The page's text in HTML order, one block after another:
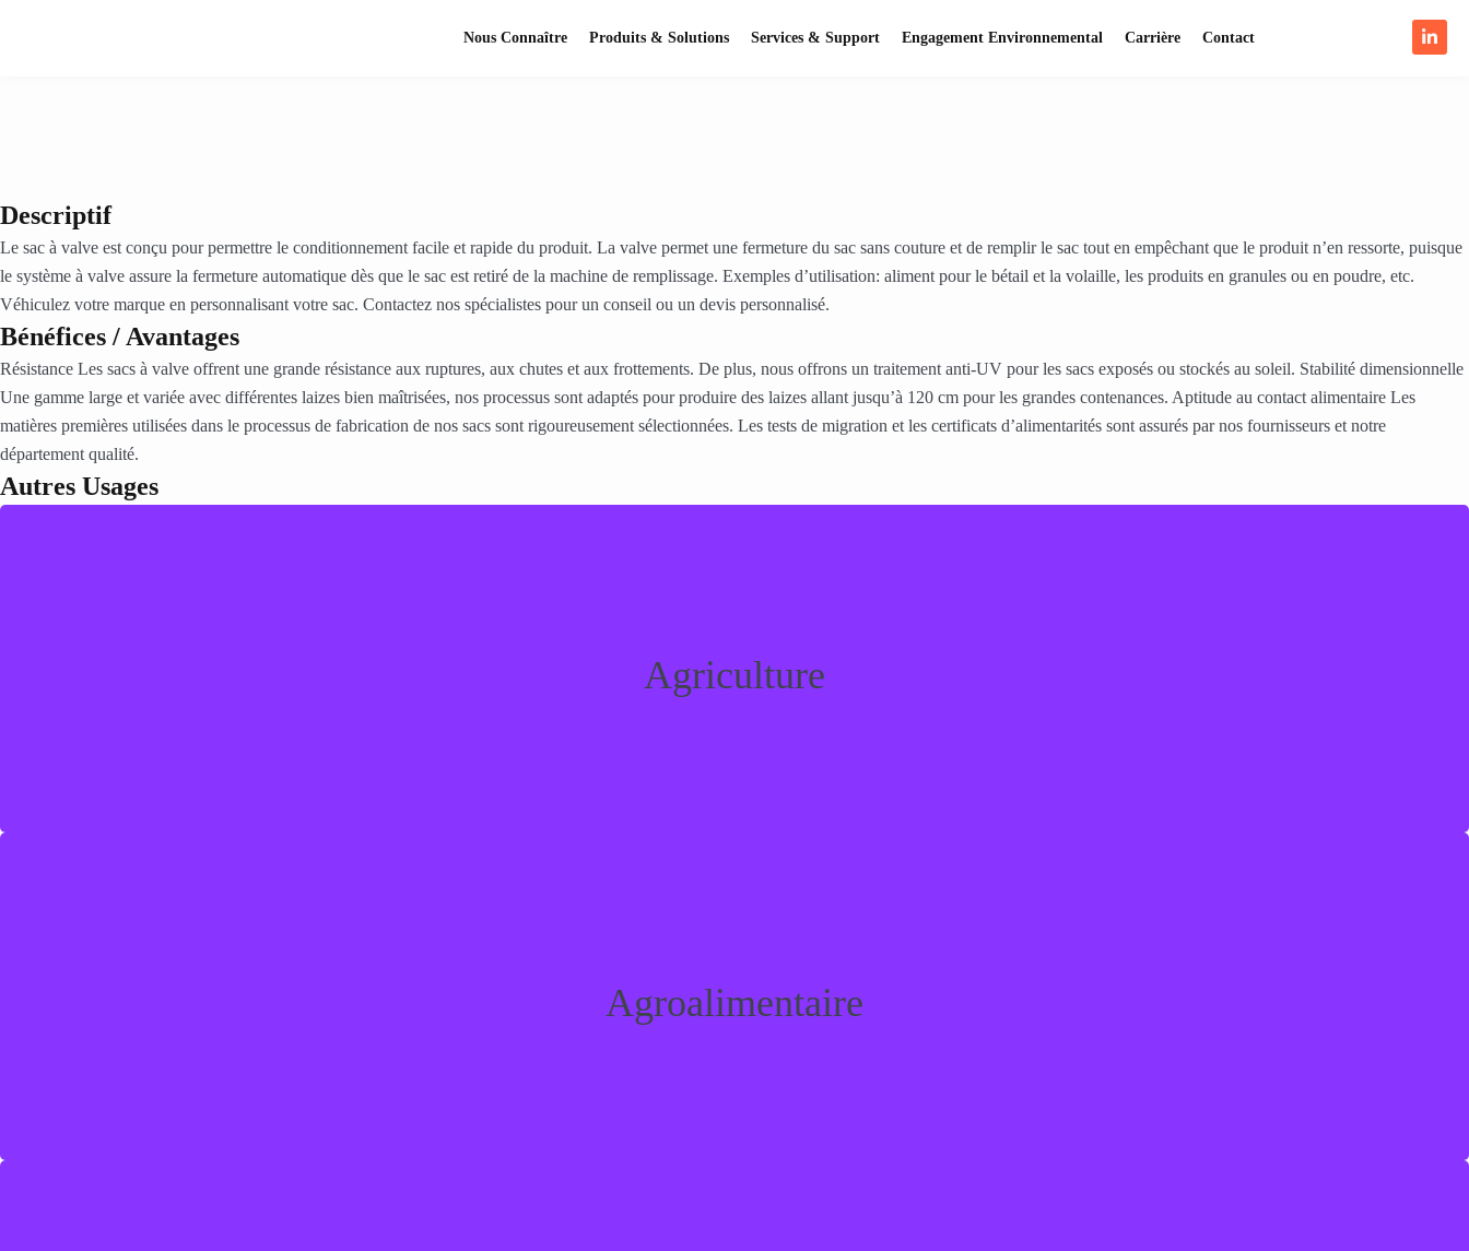
Nous Connaître Produits & Solutions Services & Support Engagement Environnemental Carrière Contact
Descriptif
Le sac à valve est conçu pour permettre le conditionnement facile et rapide du produit. La valve permet une fermeture du sac sans couture et de remplir le sac tout en empêchant que le produit n’en ressorte, puisque
le système à valve assure la fermeture automatique dès que le sac est retiré de la machine de remplissage. Exemples d’utilisation: aliment pour le bétail et la volaille, les produits en granules ou en poudre, etc.
Véhiculez votre marque en personnalisant votre sac. Contactez nos spécialistes pour un conseil ou un devis personnalisé.
Bénéfices / Avantages
Résistance Les sacs à valve offrent une grande résistance aux ruptures, aux chutes et aux frottements. De plus, nous offrons un traitement anti-UV pour les sacs exposés ou stockés au soleil. Stabilité dimensionnelle
Une gamme large et variée avec différentes laizes bien maîtrisées, nos processus sont adaptés pour produire des laizes allant jusqu’à 120 cm pour les grandes contenances. Aptitude au contact alimentaire Les
matières premières utilisées dans le processus de fabrication de nos sacs sont rigoureusement sélectionnées. Les tests de migration et les certificats d’alimentarités sont assurés par nos fournisseurs et notre
département qualité.
Autres Usages
Agriculture
Agriculture
Agroalimentaire
Agroalimentaire